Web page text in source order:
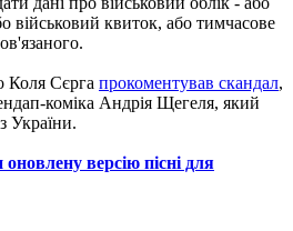
військовий квиток, або тимчасове
Коля Сєрга прокоментував скандал,
коміка Андрія Щегеля, який
України.
версію пісні для